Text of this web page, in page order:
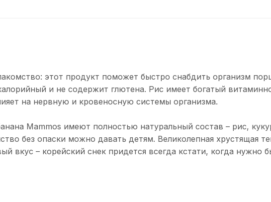
этот продукт поможет быстро снабдить организм
и не содержит глютена. Рис имеет богатый
на нервную и кровеносную системы организма.
Mammos имеют полностью натуральный состав – рис,
без опаски можно давать детям. Великолепная хрустящая
вкус – корейский снек придется всегда кстати, когда нужно